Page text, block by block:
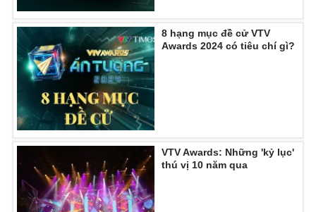
8 hạng mục đề cử VTV
Awards 2024 có tiêu chí gì?
VTV Awards: Những 'kỷ lục'
thú vị 10 năm qua